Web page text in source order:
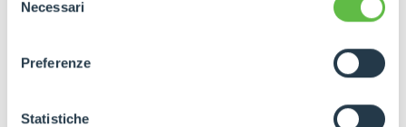
ogni pagina, selezionare "Modifichi il suo consenso" e
dell'informativa completa nel footer presente in ogni
pagina. Per esercitare i diritti riconosciuti all'interessato ai
GDPR abbiamo predisposto una
apposita procedura.
delNecessari
Preferenze
Statistiche